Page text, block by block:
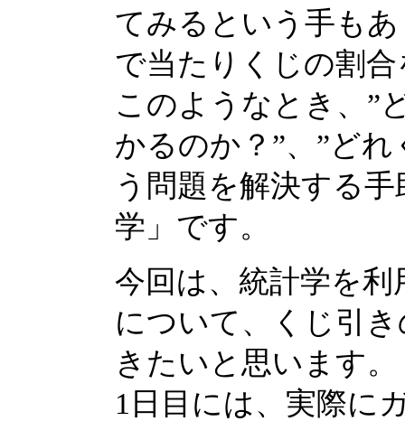
てみるという手も
で当たりくじの割
このようなとき、”
かるのか？”、”ど
う問題を解決する
学」です。
今回は、統計学を
について、くじ引
きたいと思います。
1日目には、実際に